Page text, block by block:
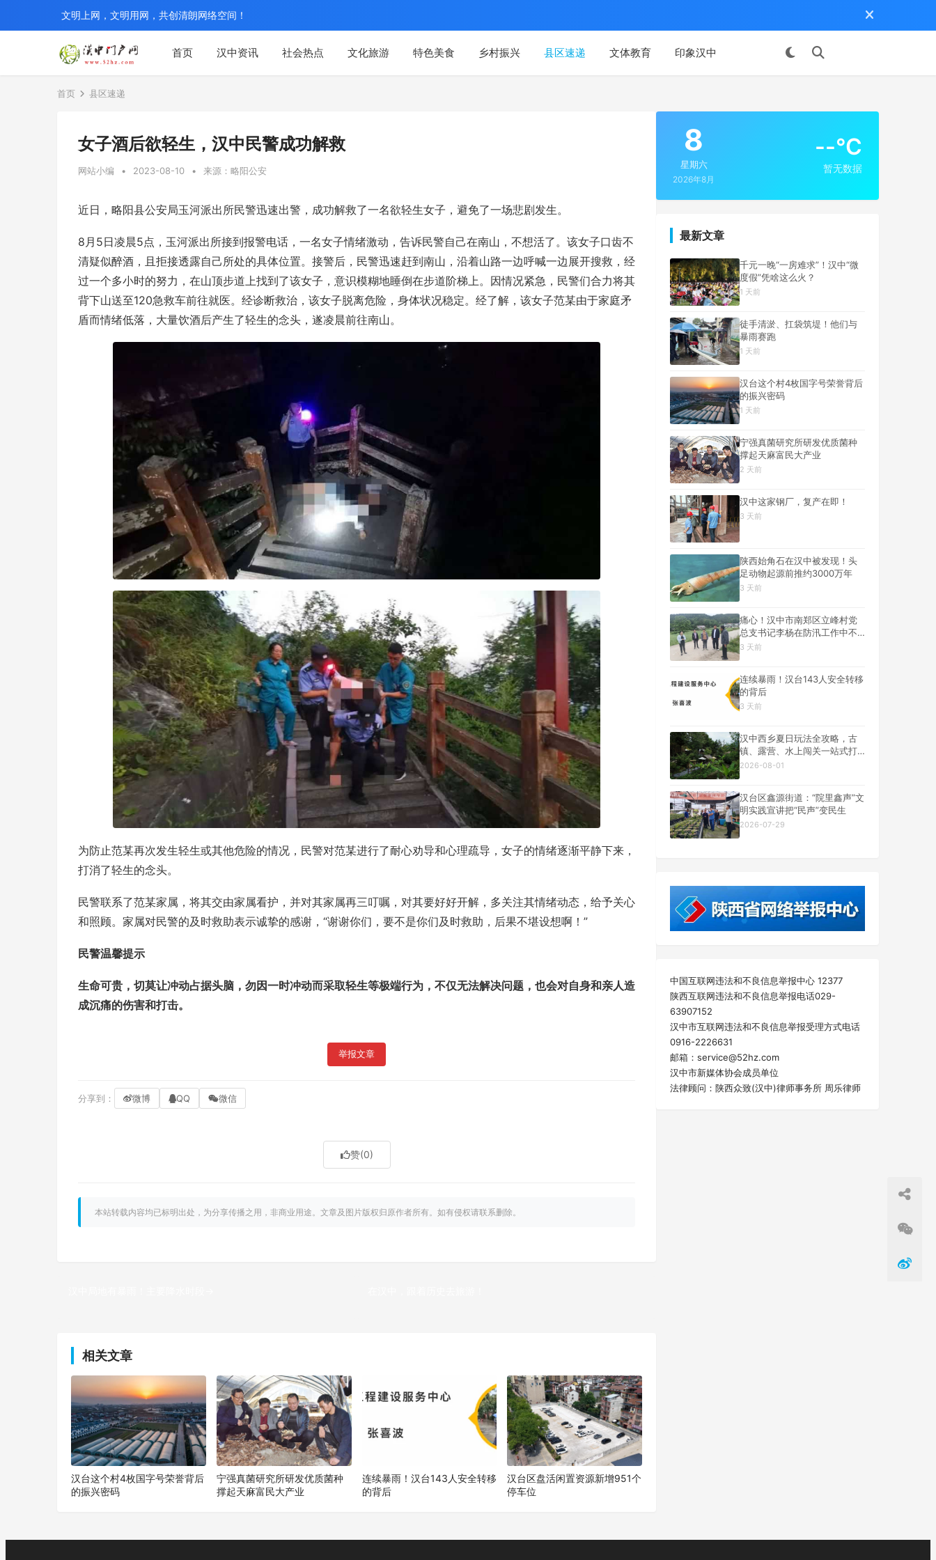
首页 汉中资讯 社会热点 文化旅游 特色美食 乡村振兴 县区速递 文体教育 印象汉中
文明上网，文明用网，共创清朗网络空间！
首页 县区速递
女子酒后欲轻生，汉中民警成功解救
网站小编 • 2023-08-10 • 来源：略阳公安
近日，略阳县公安局玉河派出所民警迅速出警，成功解救了一名欲轻生女子，避免了一场悲剧发生。
8月5日凌晨5点，玉河派出所接到报警电话，一名女子情绪激动，告诉民警自己在南山，不想活了。该女子口齿不
清疑似醉酒，且拒接透露自己所处的具体位置。接警后，民警迅速赶到南山，沿着山路一边呼喊一边展开搜救，经
过一个多小时的努力，在山顶步道上找到了该女子，意识模糊地睡倒在步道阶梯上。因情况紧急，民警们合力将其
背下山送至120急救车前往就医。经诊断救治，该女子脱离危险，身体状况稳定。经了解，该女子范某由于家庭矛
盾而情绪低落，大量饮酒后产生了轻生的念头，遂凌晨前往南山。
为防止范某再次发生轻生或其他危险的情况，民警对范某进行了耐心劝导和心理疏导，女子的情绪逐渐平静下来，
打消了轻生的念头。
民警联系了范某家属，将其交由家属看护，并对其家属再三叮嘱，对其要好好开解，多关注其情绪动态，给予关心
和照顾。家属对民警的及时救助表示诚挚的感谢，“谢谢你们，要不是你们及时救助，后果不堪设想啊！”
民警温馨提示
生命可贵，切莫让冲动占据头脑，勿因一时冲动而采取轻生等极端行为，不仅无法解决问题，也会对自身和亲人造
成沉痛的伤害和打击。
举报文章
分享到： 微博 QQ 微信
赞(0)
本站转载内容均已标明出处，为分享传播之用，非商业用途。文章及图片版权归原作者所有。如有侵权请联系删除。
相关文章
汉台这个村4枚国字号荣誉背后
的振兴密码
宁强真菌研究所研发优质菌种
撑起天麻富民大产业
连续暴雨！汉台143人安全转移
的背后
汉台区盘活闲置资源新增951个
停车位
8
星期六
2026年8月
--°C
暂无数据
最新文章
千元一晚“一房难求”！汉中“微
度假”凭啥这么火？
1 天前
徒手清淤、扛袋筑堤！他们与
暴雨赛跑
1 天前
汉台这个村4枚国字号荣誉背后
的振兴密码
1 天前
宁强真菌研究所研发优质菌种
撑起天麻富民大产业
2 天前
汉中这家钢厂，复产在即！
3 天前
陕西始角石在汉中被发现！头
足动物起源前推约3000万年
3 天前
痛心！汉中市南郑区立峰村党
总支书记李杨在防汛工作中不
幸遇难
3 天前
连续暴雨！汉台143人安全转移
的背后
3 天前
汉中西乡夏日玩法全攻略，古
镇、露营、水上闯关一站式打
卡
2026-08-01
汉台区鑫源街道：“院里鑫声”文
明实践宣讲把“民声”变民生
2026-07-29
中国互联网违法和不良信息举报中心 12377
陕西互联网违法和不良信息举报电话029-
63907152
汉中市互联网违法和不良信息举报受理方式电话
0916-2226631
邮箱：service@52hz.com
汉中市新媒体协会成员单位
法律顾问：陕西众致(汉中)律师事务所 周乐律师